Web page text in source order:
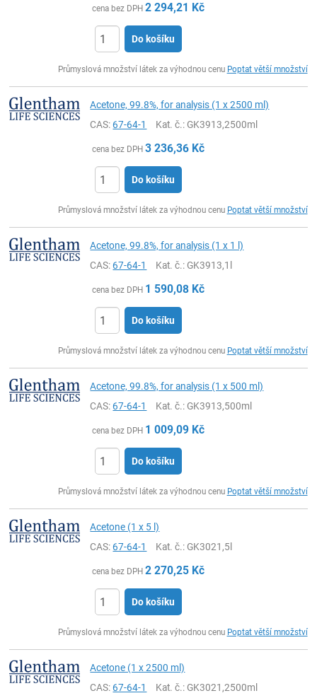
cena bez DPH 2 294,21 Kč
Do košíku
Průmyslová množství látek za výhodnou cenu Poptat větší množství
Acetone, 99.8%, for analysis (1 x 2500 ml)
CAS:67-64-1 Kat. č.: GK3913,2500ml
cena bez DPH 3 236,36 Kč
Do košíku
Průmyslová množství látek za výhodnou cenu Poptat větší množství
Acetone, 99.8%, for analysis (1 x 1 l)
CAS:67-64-1 Kat. č.: GK3913,1l
cena bez DPH 1 590,08 Kč
Do košíku
Průmyslová množství látek za výhodnou cenu Poptat větší množství
Acetone, 99.8%, for analysis (1 x 500 ml)
CAS:67-64-1 Kat. č.: GK3913,500ml
cena bez DPH 1 009,09 Kč
Do košíku
Průmyslová množství látek za výhodnou cenu Poptat větší množství
Acetone (1 x 5 l)
CAS:67-64-1 Kat. č.: GK3021,5l
cena bez DPH 2 270,25 Kč
Do košíku
Průmyslová množství látek za výhodnou cenu Poptat větší množství
Acetone (1 x 2500 ml)
CAS:67-64-1 Kat. č.: GK3021,2500ml